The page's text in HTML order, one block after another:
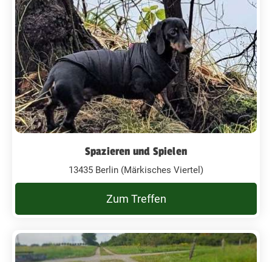
Spazieren und Spielen
13435 Berlin (Märkisches Viertel)
Zum Treffen